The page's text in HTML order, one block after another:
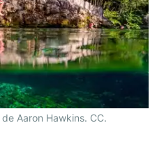
Aaron Hawkins. CC.